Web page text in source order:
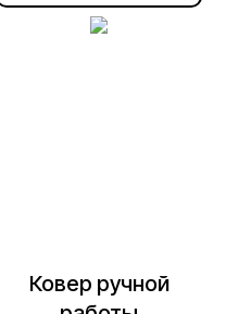
Ковер ручной